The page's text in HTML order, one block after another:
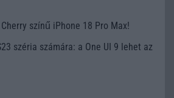
színű iPhone 18 Pro Max!
széria számára: a One UI 9 lehet az